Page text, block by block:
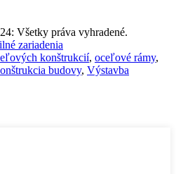
Všetky práva vyhradené.
zariadenia
konštrukcií, oceľové rámy,
budovy, Výstavba